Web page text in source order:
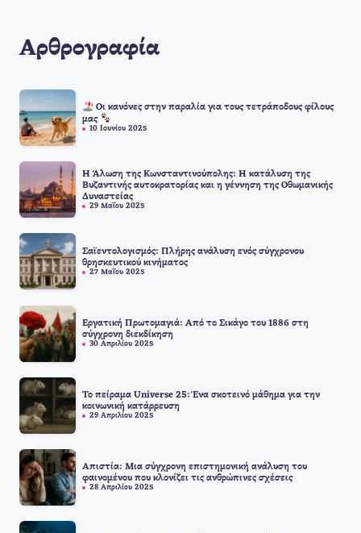
Αρθρογραφία
Οι κανόνες στην παραλία για τους τετράποδους φίλους
μας
10 Ιουνίου 2025
Η Άλωση της Κωνσταντινούπολης: Η κατάλυση της
Βυζαντινής αυτοκρατορίας και η γέννηση της Οθωμανικής
Δυναστείας
29 Μαΐου 2025
Σαϊεντολογισμός: Πλήρης ανάλυση ενός σύγχρονου
θρησκευτικού κινήματος
27 Μαΐου 2025
Εργατική Πρωτομαγιά: Από το Σικάγο του 1886 στη
σύγχρονη διεκδίκηση
30 Απριλίου 2025
Το πείραμα Universe 25: Ένα σκοτεινό μάθημα για την
κοινωνική κατάρρευση
29 Απριλίου 2025
Απιστία: Μια σύγχρονη επιστημονική ανάλυση του
φαινομένου που κλονίζει τις ανθρώπινες σχέσεις
28 Απριλίου 2025